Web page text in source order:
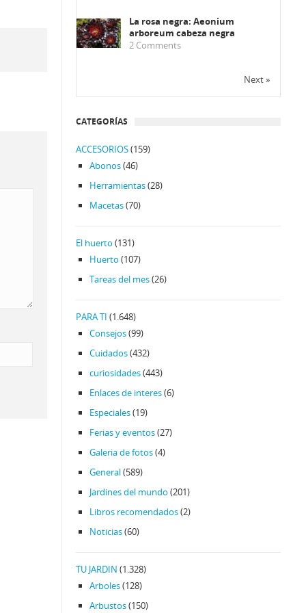
La rosa negra: Aeonium
arboreum cabeza negra
2 Comments
Next »
CATEGORÍAS
ACCESORIOS(159)
Abonos(46)
Herramientas(28)
Macetas(70)
El huerto (131)
Huerto (107)
Tareas del mes(26)
PARA TI (1.648)
Consejos(99)
Cuidados(432)
curiosidades(443)
Enlaces de interes(6)
Especiales(19)
Ferias y eventos(27)
Galeria de fotos(4)
General(589)
Jardines del mundo (201)
Libros recomendados(2)
Noticias(60)
TU JARDIN (1.328)
Arboles(128)
Arbustos(150)